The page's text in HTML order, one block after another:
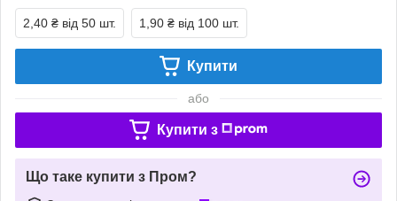
2,40 ₴ від 50 шт. 1,90 ₴ від 100 шт.
Купити
або
Купити з
Що таке купити з Пром?